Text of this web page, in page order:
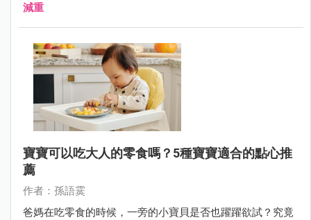
減重
寶寶可以吃大人的零食嗎？5種寶寶適合的點心推
薦
作者：孫語霙
爸媽在吃零食的時候，一旁的小寶貝是否也躍躍欲試？究竟